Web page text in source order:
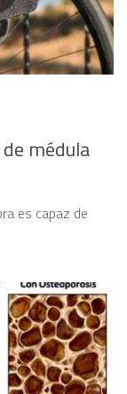
médula
es capaz de